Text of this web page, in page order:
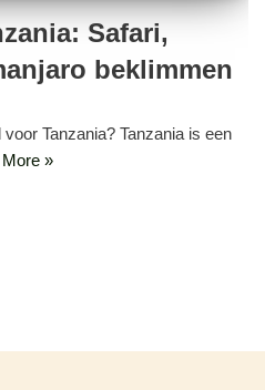
Safari,
beklimmen
Tanzania? Tanzania is een
»